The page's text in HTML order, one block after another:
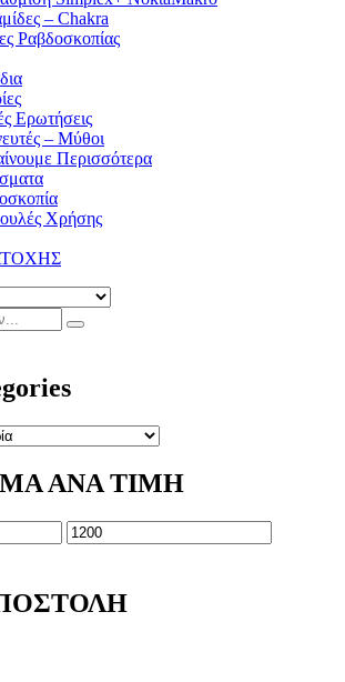
– Chakra
Ραβδοσκοπίας
Ερωτήσεις
– Μύθοι
Περισσότερα
Χρήσης
ΑΝΑ ΤΙΜΗ
Μέγιστη
τιμή